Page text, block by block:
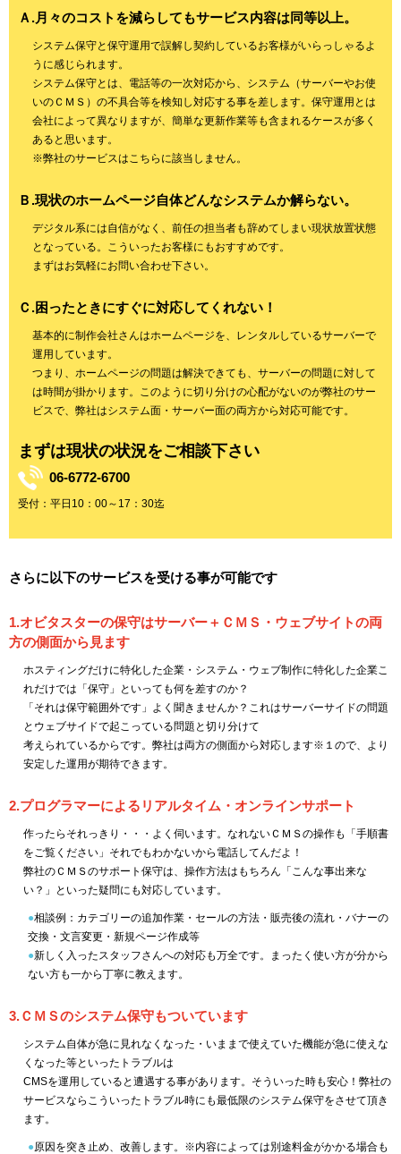
Ａ.月々のコストを減らしてもサービス内容は同等以上。
システム保守と保守運用で誤解し契約しているお客様がいらっしゃるよ
うに感じられます。
システム保守とは、電話等の一次対応から、システム（サーバーやお使
いのＣＭＳ）の不具合等を検知し対応する事を差します。保守運用とは
会社によって異なりますが、簡単な更新作業等も含まれるケースが多く
あると思います。
※弊社のサービスはこちらに該当しません。
Ｂ.現状のホームページ自体どんなシステムか解らない。
デジタル系には自信がなく、前任の担当者も辞めてしまい現状放置状態
となっている。こういったお客様にもおすすめです。
まずはお気軽にお問い合わせ下さい。
Ｃ.困ったときにすぐに対応してくれない！
基本的に制作会社さんはホームページを、レンタルしているサーバーで
運用しています。
つまり、ホームページの問題は解決できても、サーバーの問題に対して
は時間が掛かります。このように切り分けの心配がないのが弊社のサー
ビスで、弊社はシステム面・サーバー面の両方から対応可能です。
まずは現状の状況をご相談下さい
06-6772-6700
受付：平日10：00～17：30迄
さらに以下のサービスを受ける事が可能です
1.オビタスターの保守はサーバー＋ＣＭＳ・ウェブサイトの両
方の側面から見ます
ホスティングだけに特化した企業・システム・ウェブ制作に特化した企業こ
れだけでは「保守」といっても何を差すのか？
「それは保守範囲外です」よく聞きませんか？これはサーバーサイドの問題
とウェブサイドで起こっている問題と切り分けて
考えられているからです。弊社は両方の側面から対応します※１ので、より
安定した運用が期待できます。
2.プログラマーによるリアルタイム・オンラインサポート
作ったらそれっきり・・・よく伺います。なれないＣＭＳの操作も「手順書
をご覧ください」それでもわかないから電話してんだよ！
弊社のＣＭＳのサポート保守は、操作方法はもちろん「こんな事出来な
い？」といった疑問にも対応しています。
●相談例：カテゴリーの追加作業・セールの方法・販売後の流れ・バナーの
交換・文言変更・新規ページ作成等
●新しく入ったスタッフさんへの対応も万全です。まったく使い方が分から
ない方も一から丁寧に教えます。
3.ＣＭＳのシステム保守もついています
システム自体が急に見れなくなった・いままで使えていた機能が急に使えな
くなった等といったトラブルは
CMSを運用していると遭遇する事があります。そういった時も安心！弊社の
サービスならこういったトラブル時にも最低限のシステム保守をさせて頂き
ます。
●原因を突き止め、改善します。※内容によっては別途料金がかかる場合も